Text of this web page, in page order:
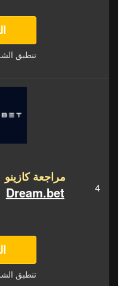
تنطبق
مراجعة كازينو
Dream.bet
تنطبق